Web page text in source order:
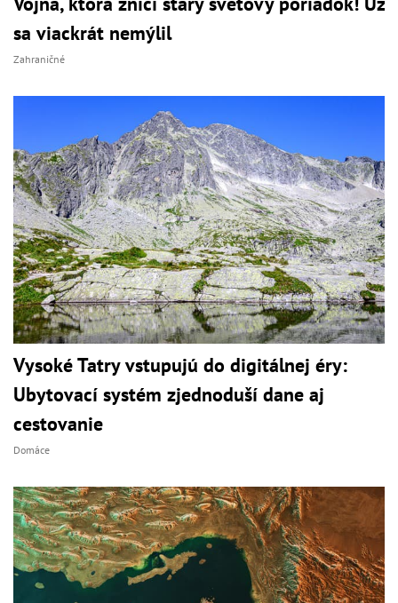
sa viackrát nemýlil
Zahraničné
Vysoké Tatry vstupujú do digitálnej éry:
Ubytovací systém zjednoduší dane aj
cestovanie
Domáce